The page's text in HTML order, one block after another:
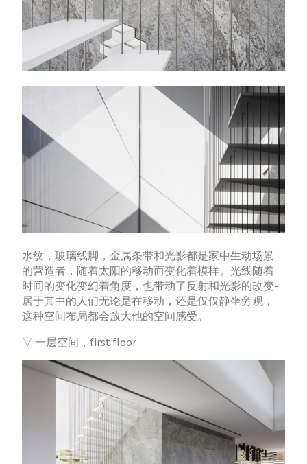
水纹，玻璃线脚，金属条带和光影都是家中生动场景
的营造者，随着太阳的移动而变化着模样。光线随着
时间的变化变幻着角度，也带动了反射和光影的改变-
居于其中的人们无论是在移动，还是仅仅静坐旁观，
这种空间布局都会放大他的空间感受。
▽ 一层空间，first floor